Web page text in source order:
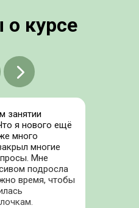
курсе
занятии
я нового ещё
много
многие
Мне
подросла
время, чтобы